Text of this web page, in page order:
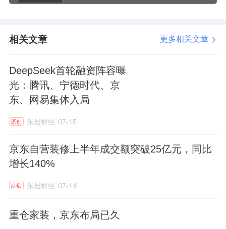
洲最早将AI大语言模型商业化的公司之一。
2018年，云知声利用新兴的Transformer算法
中获得WMT2018世界机器翻译技术评测前两
名，并自此为广泛的垂直行业客户提供
算，云知声是中国第四大AI解决方案提供商，
年，按收入计算，云知声在中国生活AI解决方
四。
相关文章 更多相关文章
DeepSeek首轮融资阵容曝
光：腾讯、宁德时代、京
东、网易集体入局
原创 乐居财经 07-15
京东自营装修上半年成交额突破25亿元，同比
增长140%
原创 乐居财经 07-14
重仓家装，京东布局已久